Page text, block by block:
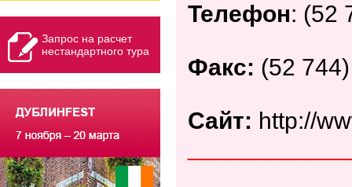
Запрос на расчет
нестандартного тура
Телефон: (52
Факс: (52
Сайт: http://